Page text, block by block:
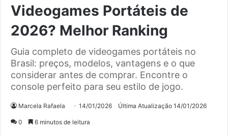
Videogames Portáteis de
2026? Melhor Ranking
Guia completo de videogames portáteis no
Brasil: preços, modelos, vantagens e o que
considerar antes de comprar. Encontre o
console perfeito para seu estilo de jogo.
Marcela Rafaela 14/01/2026 Última Atualização 14/01/2026
0 6 minutos de leitura